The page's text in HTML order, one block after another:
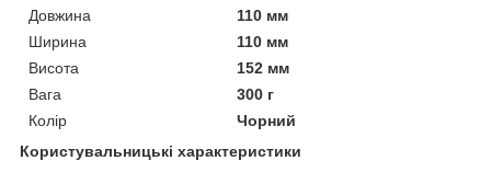
Довжина
110 мм
Ширина
110 мм
Висота
152 мм
Вага
300 г
Колір
Чорний
Користувальницькі характеристики